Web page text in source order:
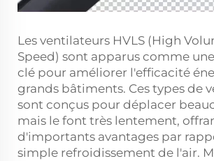
Les ventilateurs HVLS (High
Speed) sont apparus comme
clé pour améliorer l'efficacité
grands bâtiments. Ces types de
sont conçus pour déplacer
mais le font très lentement,
d'importants avantages par
simple refroidissement de l'air.